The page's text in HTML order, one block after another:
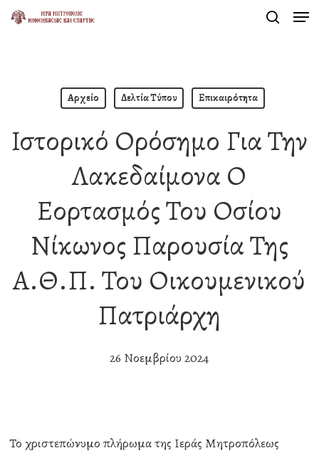
Skip
Αρχείο Δελτία Τύπου Επικαιρότητα
Ιστορικό Ορόσημο Για Την
Λακεδαίμονα Ο
Εορτασμός Του Οσίου
Νίκωνος Παρουσία Της
Α.Θ.Π. Του Οικουμενικού
Πατριάρχη
26 Νοεμβρίου 2024
Το χριστεπώνυμο πλήρωμα της Ιεράς Μητροπόλεως